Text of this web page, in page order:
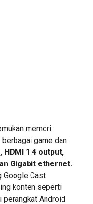
memori
berbagai game dan
HDMI 1.4 output,
Gigabit ethernet.
Google Cast
konten seperti
perangkat Android